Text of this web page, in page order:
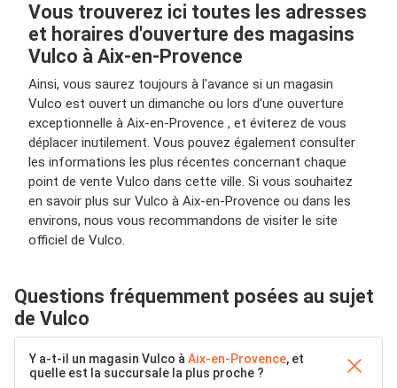
Vous trouverez ici toutes les adresses
et horaires d'ouverture des magasins
Vulco à Aix-en-Provence
Ainsi, vous saurez toujours à l'avance si un magasin
Vulco est ouvert un dimanche ou lors d'une ouverture
exceptionnelle à Aix-en-Provence , et éviterez de vous
déplacer inutilement. Vous pouvez également consulter
les informations les plus récentes concernant chaque
point de vente Vulco dans cette ville. Si vous souhaitez
en savoir plus sur Vulco à Aix-en-Provence ou dans les
environs, nous vous recommandons de visiter le site
officiel de Vulco.
Questions fréquemment posées au sujet
de Vulco
Y a-t-il un magasin Vulco à Aix-en-Provence, et
quelle est la succursale la plus proche ?